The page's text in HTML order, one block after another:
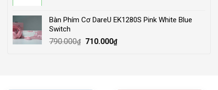
210.000₫.195.000₫.
Bàn Phím Cơ DareU EK1280S Pink White Blue
Switch
790.000₫
Original
710.000₫Current